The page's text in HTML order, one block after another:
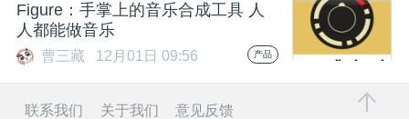
动
中
Figure：手掌上的音乐合成工具 人
人都能做音乐
曹三藏 12月01日 09:56 产品
联系我们 关于我们
意见反馈